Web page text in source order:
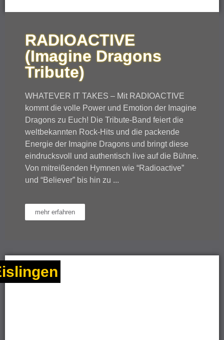
RADIOACTIVE
(Imagine Dragons
Tribute)
WHATEVER IT TAKES – Mit RADIOACTIVE
kommt die volle Power und Emotion der Imagine
Dragons zu Euch! Die Tribute-Band feiert die
weltbekannten Rock-Hits und die packende
Energie der Imagine Dragons und bringt diese
eindrucksvoll und authentisch live auf die Bühne.
Von mitreißenden Hymnen wie “Radioactive”
und “Believer” bis hin zu ...
mehr erfahren